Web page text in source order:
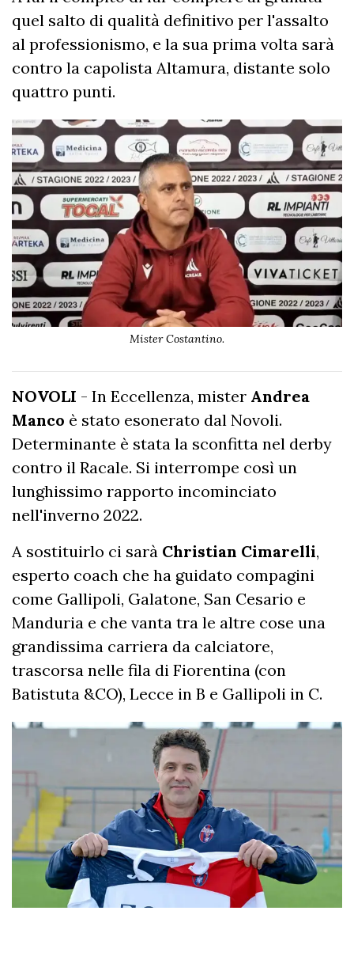
quel salto di qualità definitivo per l'assalto
al professionismo, e la sua prima volta sarà
contro la capolista Altamura, distante solo
quattro punti.
Mister Costantino.
NOVOLI - In Eccellenza, mister Andrea
Manco è stato esonerato dal Novoli.
Determinante è stata la sconfitta nel derby
contro il Racale. Si interrompe così un
lunghissimo rapporto incominciato
nell'inverno 2022.
A sostituirlo ci sarà Christian Cimarelli,
esperto coach che ha guidato compagini
come Gallipoli, Galatone, San Cesario e
Manduria e che vanta tra le altre cose una
grandissima carriera da calciatore,
trascorsa nelle fila di Fiorentina (con
Batistuta &CO), Lecce in B e Gallipoli in C.